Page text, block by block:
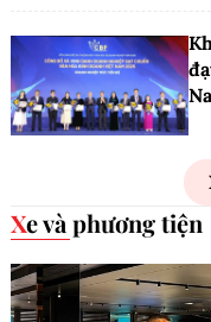
Xe và phương tiện